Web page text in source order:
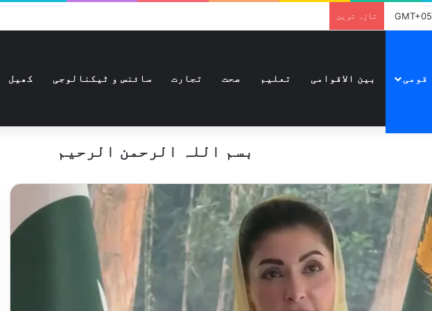
تازہ ترین
قومی بین الاقوامی تعلیم صحت تجارت سائنس و ٹیکنالوجی کھیل
بسم اللہ الرحمن الرحیم